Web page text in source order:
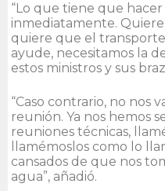
“Lo que tiene que
inmediatamente.
quiere que el
ayude, necesitamos la
estos ministros y sus
“Caso contrario, no nos
reunión. Ya nos hemos
reuniones técnicas,
llamémoslos como lo
cansados de que nos
agua”, añadió.